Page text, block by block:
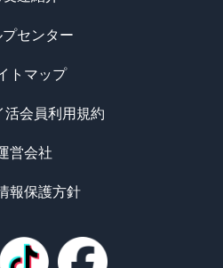
センター
トマップ
活会員利用規約
営会社
報保護方針